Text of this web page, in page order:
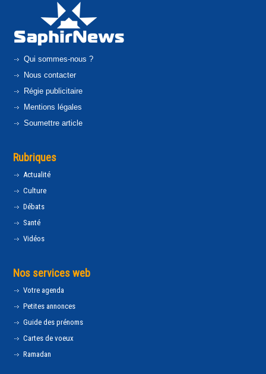
Qui sommes-nous ?
Nous contacter
Régie publicitaire
Mentions légales
Soumettre article
Rubriques
Actualité
Culture
Débats
Santé
Vidéos
Nos services web
Votre agenda
Petites annonces
Guide des prénoms
Cartes de voeux
Ramadan